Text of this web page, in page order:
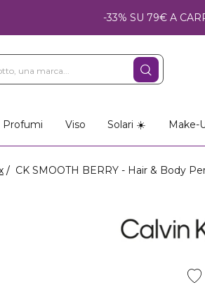
-33% SU 79€ A
Profumi Viso Solari ☀️ Make-
CK SMOOTH BERRY - Hair & Body